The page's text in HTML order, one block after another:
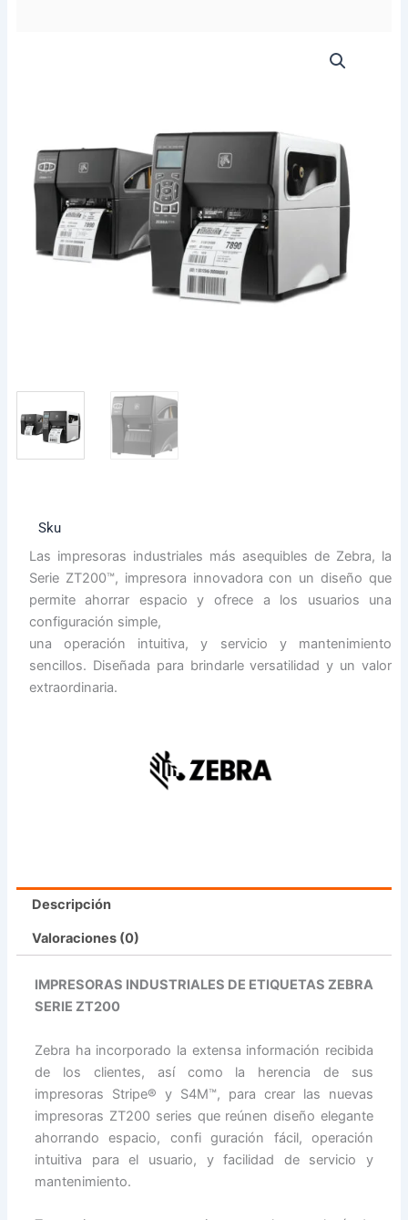
Sku
Las impresoras industriales más asequibles de Zebra, la
Serie ZT200™, impresora innovadora con un diseño que
permite ahorrar espacio y ofrece a los usuarios una
configuración simple,
una operación intuitiva, y servicio y mantenimiento
sencillos. Diseñada para brindarle versatilidad y un valor
extraordinaria.
Descripción
Valoraciones (0)
IMPRESORAS INDUSTRIALES DE ETIQUETAS ZEBRA
SERIE ZT200
Zebra ha incorporado la extensa información recibida
de los clientes, así como la herencia de sus
impresoras Stripe® y S4M™, para crear las nuevas
impresoras ZT200 series que reúnen diseño elegante
ahorrando espacio, confi guración fácil, operación
intuitiva para el usuario, y facilidad de servicio y
mantenimiento.